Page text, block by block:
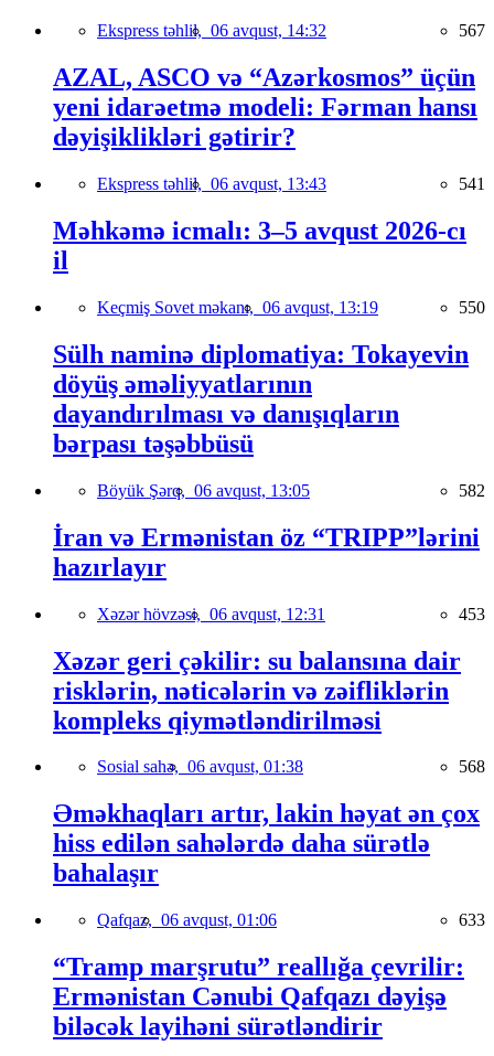
Ekspress təhlil, 06 avqust, 14:32 567
AZAL, ASCO və “Azərkosmos” üçün
yeni idarəetmə modeli: Fərman hansı
dəyişiklikləri gətirir?
Ekspress təhlil, 06 avqust, 13:43 541
Məhkəmə icmalı: 3–5 avqust 2026-cı
il
Keçmiş Sovet məkanı, 06 avqust, 13:19 550
Sülh naminə diplomatiya: Tokayevin
döyüş əməliyyatlarının
dayandırılması və danışıqların
bərpası təşəbbüsü
Böyük Şərq, 06 avqust, 13:05 582
İran və Ermənistan öz “TRIPP”lərini
hazırlayır
Xəzər hövzəsi, 06 avqust, 12:31 453
Xəzər geri çəkilir: su balansına dair
risklərin, nəticələrin və zəifliklərin
kompleks qiymətləndirilməsi
Sosial sahə, 06 avqust, 01:38 568
Əməkhaqları artır, lakin həyat ən çox
hiss edilən sahələrdə daha sürətlə
bahalaşır
Qafqaz, 06 avqust, 01:06 633
“Tramp marşrutu” reallığa çevrilir:
Ermənistan Cənubi Qafqazı dəyişə
biləcək layihəni sürətləndirir